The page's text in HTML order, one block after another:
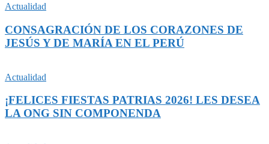
Actualidad
CONSAGRACIÓN DE LOS CORAZONES DE
JESÚS Y DE MARÍA EN EL PERÚ
Actualidad
¡FELICES FIESTAS PATRIAS 2026! LES DESEA
LA ONG SIN COMPONENDA